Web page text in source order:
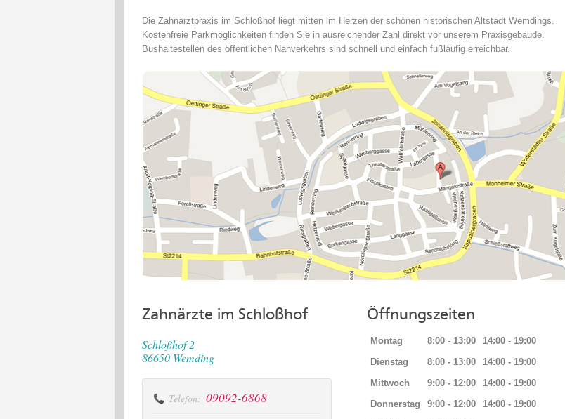
Die Zahnarztpraxis im Schloßhof liegt mitten im Herzen der schönen historischen Altstadt Wemdings.
Kostenfreie Parkmöglichkeiten finden Sie in ausreichender Zahl direkt vor unserem Praxisgebäude.
Bushaltestellen des öffentlichen Nahverkehrs sind schnell und einfach fußläufig erreichbar.
Zahnärzte im Schloßhof
Schloßhof 2
86650 Wemding
Telefon: 09092-6868
Öffnungszeiten
Montag 8:00 - 13:00
14:00 - 19:00
Dienstag
8:00 - 13:00
14:00 - 19:00
Mittwoch
9:00 - 12:00
14:00 - 19:00
Donnerstag
9:00 - 12:00
14:00 - 19:00